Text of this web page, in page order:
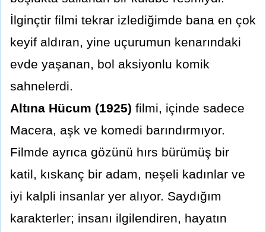
İlginçtir filmi tekrar izlediğimde bana en çok
keyif aldıran, yine uçurumun kenarındaki
evde yaşanan, bol aksiyonlu komik
sahnelerdi.
Altına Hücum (1925) filmi, içinde sadece
Macera, aşk ve komedi barındırmıyor.
Filmde ayrıca gözünü hırs bürümüş bir
katil, kıskanç bir adam, neşeli kadınlar ve
iyi kalpli insanlar yer alıyor. Saydığım
karakterler; insanı ilgilendiren, hayatın